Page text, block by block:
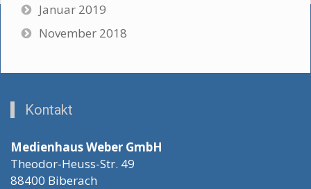
Januar 2019
November 2018
Kontakt
Medienhaus Weber GmbH
Theodor-Heuss-Str. 49
88400 Biberach